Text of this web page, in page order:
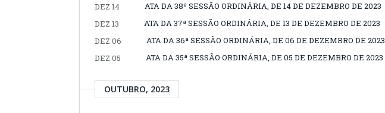
DEZ 14
ATA DA 38ª SESSÃO ORDINÁRIA, DE 14 DE DEZEMBRO DE 2023
DEZ 13
ATA DA 37ª SESSÃO ORDINÁRIA, DE 13 DE DEZEMBRO DE 2023
DEZ 06
ATA DA 36ª SESSÃO ORDINÁRIA, DE 06 DE DEZEMBRO DE 2023
DEZ 05
ATA DA 35ª SESSÃO ORDINÁRIA, DE 05 DE DEZEMBRO DE 2023
OUTUBRO, 2023